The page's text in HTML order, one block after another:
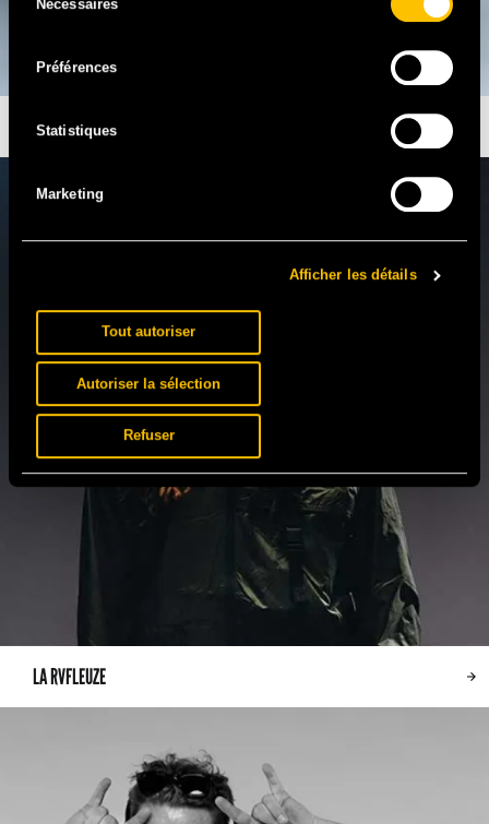
duNécessaires
Préférences
Statistiques
Marketing
Afficher les détails
Tout autoriser
Autoriser la sélection
Refuser
PANTEROS666 PRÉSENTE 100% EUROTRANCE
LA RVFLEUZE